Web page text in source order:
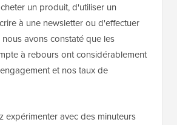
un produit, d'utiliser un
à une newsletter ou d'effectuer
avons constaté que les
à rebours ont considérablement
et nos taux de
expérimenter avec des minuteurs